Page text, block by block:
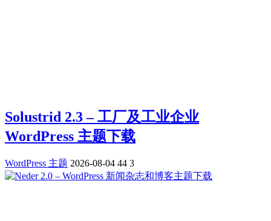
Solustrid 2.3 – 工厂及工业企业
WordPress 主题下载
WordPress 主题 2026-08-04 44 3